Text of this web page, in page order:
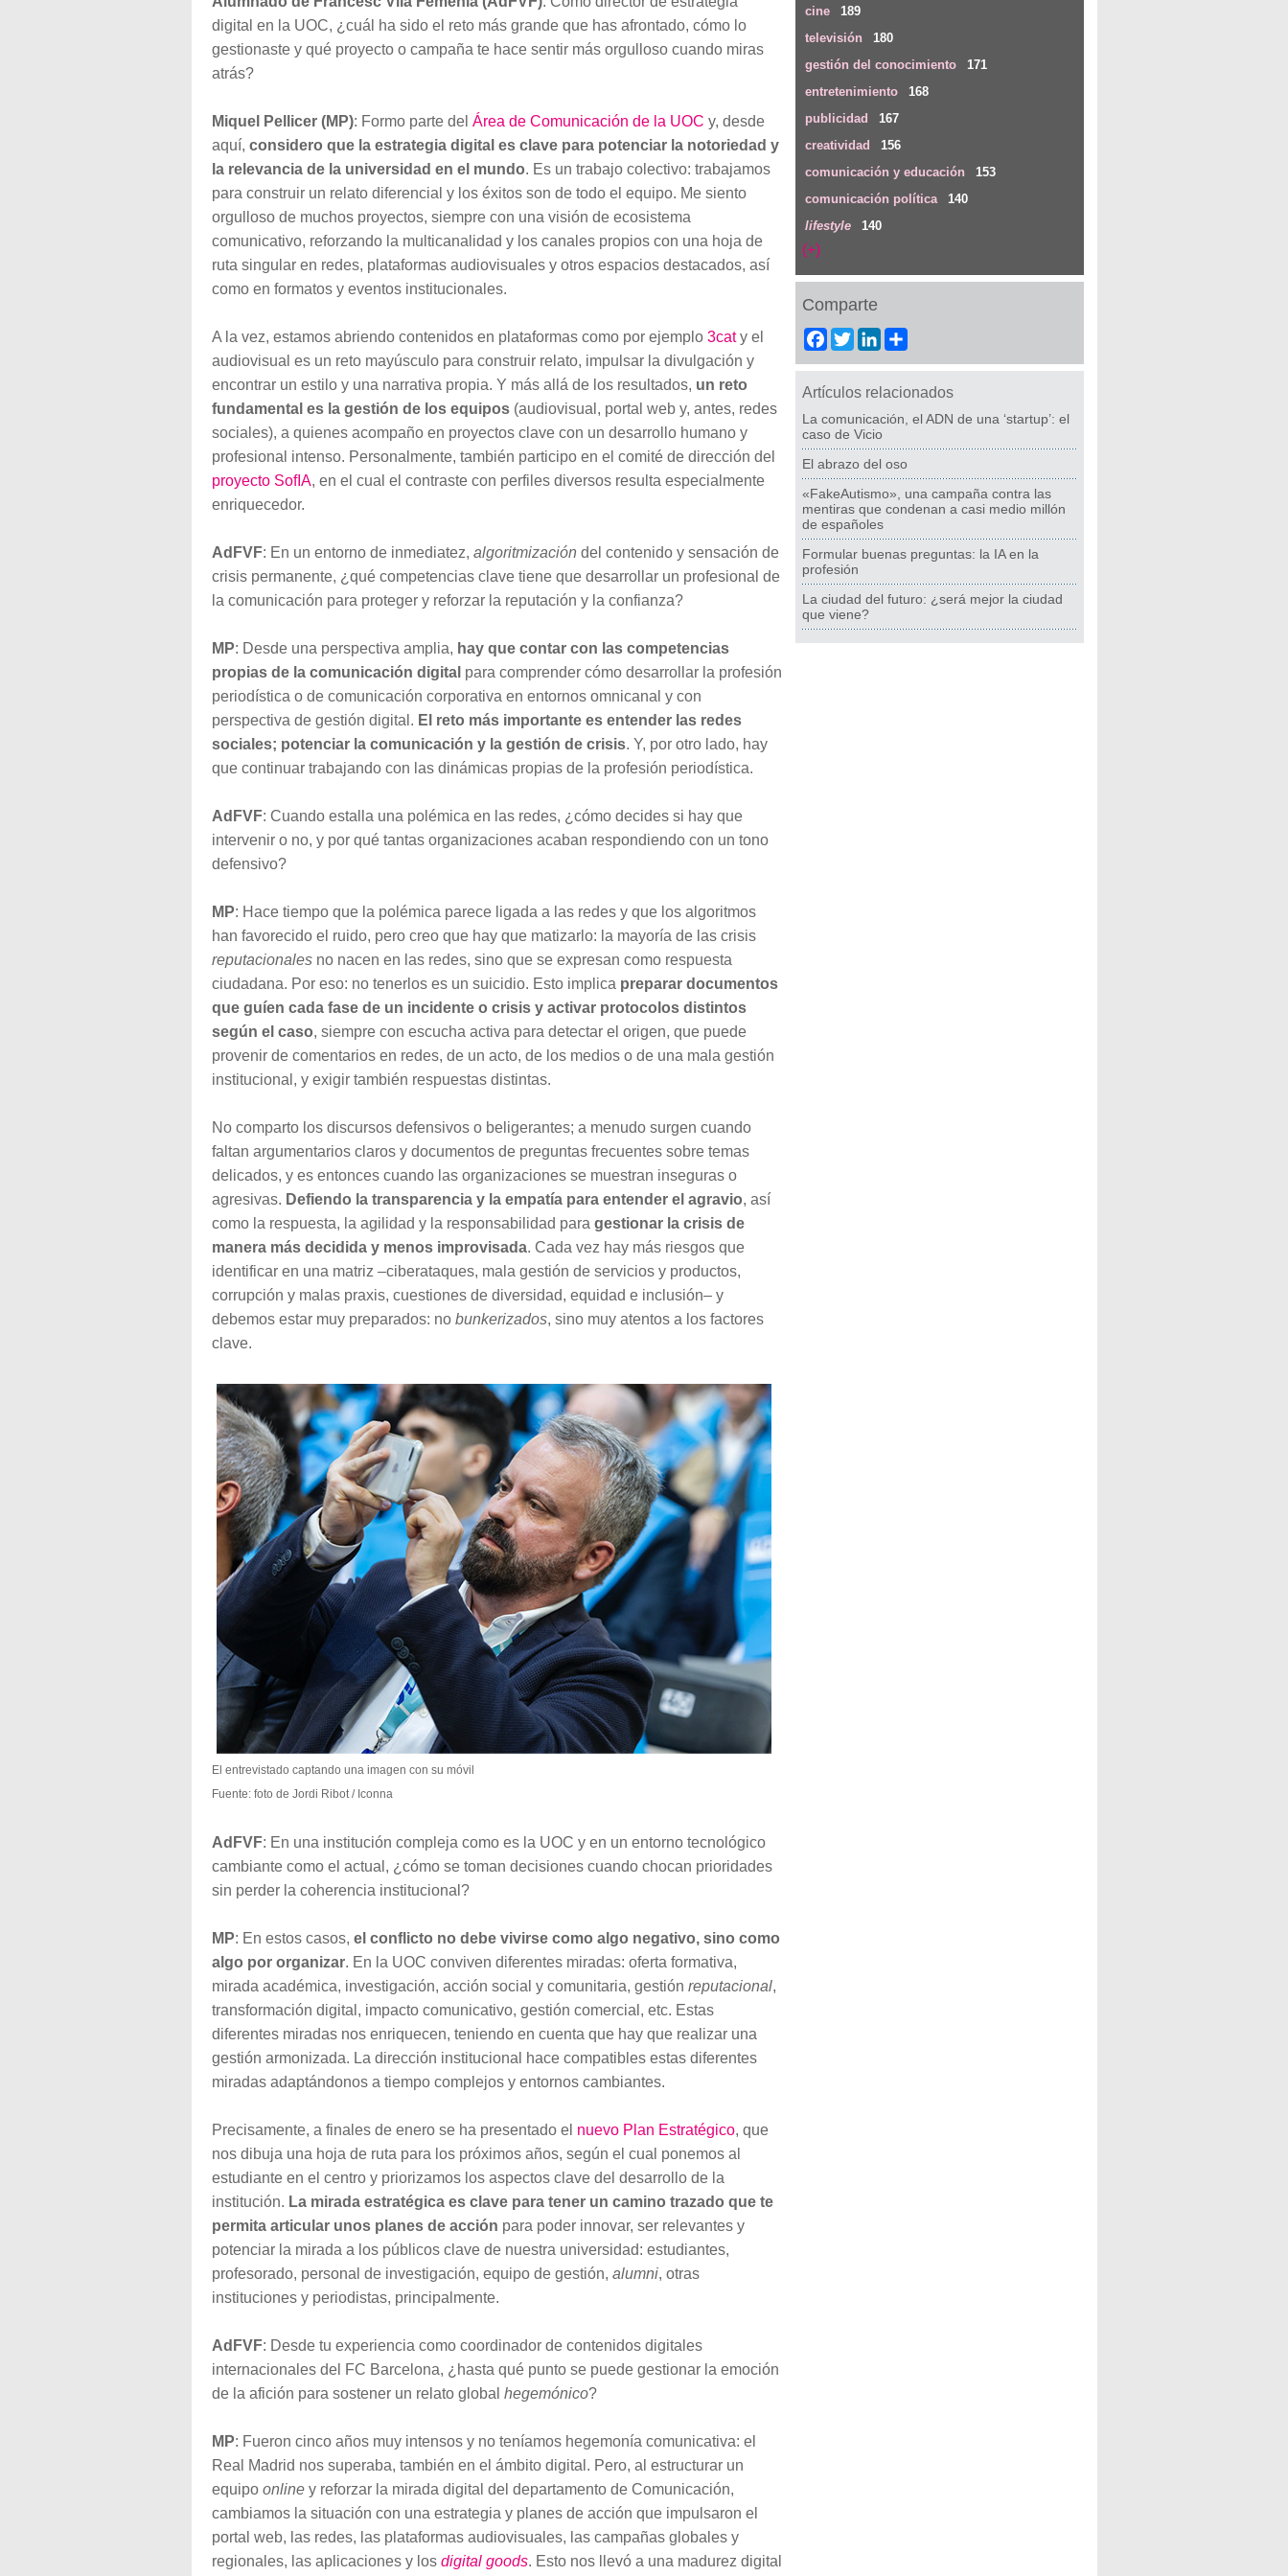
digital en la UOC, ¿cuál ha sido el reto más grande que has afrontado, cómo lo
gestionaste y qué proyecto o campaña te hace sentir más orgulloso cuando miras
atrás?
Miquel Pellicer (MP): Formo parte del Área de Comunicación de la UOC y, desde
aquí, considero que la estrategia digital es clave para potenciar la notoriedad y
la relevancia de la universidad en el mundo. Es un trabajo colectivo: trabajamos
para construir un relato diferencial y los éxitos son de todo el equipo. Me siento
orgulloso de muchos proyectos, siempre con una visión de ecosistema
comunicativo, reforzando la multicanalidad y los canales propios con una hoja de
ruta singular en redes, plataformas audiovisuales y otros espacios destacados, así
como en formatos y eventos institucionales.
A la vez, estamos abriendo contenidos en plataformas como por ejemplo 3caty el
audiovisual es un reto mayúsculo para construir relato, impulsar la divulgación y
encontrar un estilo y una narrativa propia. Y más allá de los resultados, un reto
fundamental es la gestión de los equipos(audiovisual, portal web y, antes, redes
sociales), a quienes acompaño en proyectos clave con un desarrollo humano y
profesional intenso. Personalmente, también participo en el comité de dirección del
proyecto SofIA, en el cual el contraste con perfiles diversos resulta especialmente
enriquecedor.
AdFVF: En un entorno de inmediatez, algoritmización del contenido y sensación de
crisis permanente, ¿qué competencias clave tiene que desarrollar un profesional de
la comunicación para proteger y reforzar la reputación y la confianza?
MP: Desde una perspectiva amplia, hay que contar con las competencias
propias de la comunicación digital para comprender cómo desarrollar la profesión
periodística o de comunicación corporativa en entornos omnicanal y con
perspectiva de gestión digital. El reto más importante es entender las redes
sociales; potenciar la comunicación y la gestión de crisis. Y, por otro lado, hay
que continuar trabajando con las dinámicas propias de la profesión periodística.
AdFVF: Cuando estalla una polémica en las redes, ¿cómo decides si hay que
intervenir o no, y por qué tantas organizaciones acaban respondiendo con un tono
defensivo?
MP: Hace tiempo que la polémica parece ligada a las redes y que los algoritmos
han favorecido el ruido, pero creo que hay que matizarlo: la mayoría de las crisis
reputacionalesno nacen en las redes, sino que se expresan como respuesta
ciudadana. Por eso: no tenerlos es un suicidio. Esto implica preparar documentos
que guíen cada fase de un incidente o crisis y activar protocolos distintos
según el caso, siempre con escucha activa para detectar el origen, que puede
provenir de comentarios en redes, de un acto, de los medios o de una mala gestión
institucional, y exigir también respuestas distintas.
No comparto los discursos defensivos o beligerantes; a menudo surgen cuando
faltan argumentarios claros y documentos de preguntas frecuentes sobre temas
delicados, y es entonces cuando las organizaciones se muestran inseguras o
agresivas. Defiendo la transparencia y la empatía para entender el agravio, así
como la respuesta, la agilidad y la responsabilidad para gestionar la crisis de
manera más decidida y menos improvisada. Cada vez hay más riesgos que
identificar en una matriz –ciberataques, mala gestión de servicios y productos,
corrupción y malas praxis, cuestiones de diversidad, equidad e inclusión– y
debemos estar muy preparados: no bunkerizados, sino muy atentos a los factores
clave.
El entrevistado captando una imagen con su móvil
Fuente: foto de Jordi Ribot / Iconna
AdFVF: En una institución compleja como es la UOC y en un entorno tecnológico
cambiante como el actual, ¿cómo se toman decisiones cuando chocan prioridades
sin perder la coherencia institucional?
MP: En estos casos, el conflicto no debe vivirse como algo negativo, sino como
algo por organizar. En la UOC conviven diferentes miradas: oferta formativa,
mirada académica, investigación, acción social y comunitaria, gestión reputacional,
transformación digital, impacto comunicativo, gestión comercial, etc. Estas
diferentes miradas nos enriquecen, teniendo en cuenta que hay que realizar una
gestión armonizada. La dirección institucional hace compatibles estas diferentes
miradas adaptándonos a tiempo complejos y entornos cambiantes.
Precisamente, a finales de enero se ha presentado el nuevo Plan Estratégico, que
nos dibuja una hoja de ruta para los próximos años, según el cual ponemos al
estudiante en el centro y priorizamos los aspectos clave del desarrollo de la
institución. La mirada estratégica es clave para tener un camino trazado que te
permita articular unos planes de acción para poder innovar, ser relevantes y
potenciar la mirada a los públicos clave de nuestra universidad: estudiantes,
profesorado, personal de investigación, equipo de gestión, alumni, otras
instituciones y periodistas, principalmente.
AdFVF: Desde tu experiencia como coordinador de contenidos digitales
internacionales del FC Barcelona, ¿hasta qué punto se puede gestionar la emoción
de la afición para sostener un relato global hegemónico?
MP: Fueron cinco años muy intensos y no teníamos hegemonía comunicativa: el
Real Madrid nos superaba, también en el ámbito digital. Pero, al estructurar un
equipo onliney reforzar la mirada digital del departamento de Comunicación,
cambiamos la situación con una estrategia y planes de acción que impulsaron el
portal web, las redes, las plataformas audiovisuales, las campañas globales y
regionales, las aplicaciones y los digital goods. Esto nos llevó a una madurez digital
cine
189
televisión
180
gestión del conocimiento
171
entretenimiento
168
publicidad
167
creatividad
156
comunicación y educación
153
comunicación política
140
lifestyle
140
(+)
Comparte
Facebook
TwitterLinkedIn
Artículos relacionados
La comunicación, el ADN de una ‘startup’: el
caso de Vicio
El abrazo del oso
«FakeAutismo», una campaña contra las
mentiras que condenan a casi medio millón
de españoles
Formular buenas preguntas: la IA en la
profesión
La ciudad del futuro: ¿será mejor la ciudad
que viene?